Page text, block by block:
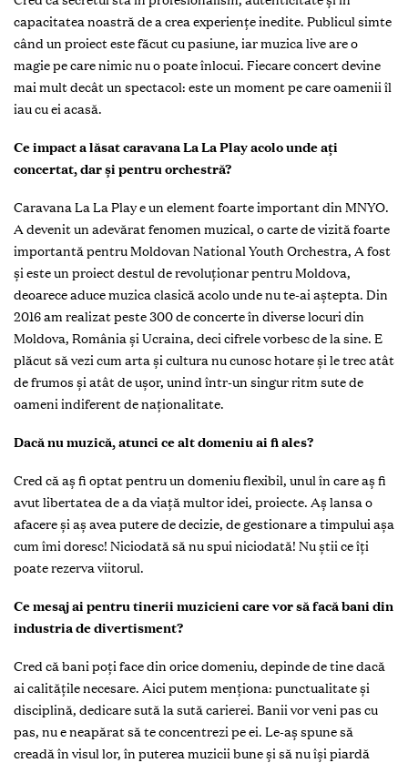
capacitatea noastră de a crea experiențe inedite. Publicul simte
când un proiect este făcut cu pasiune, iar muzica live are o
magie pe care nimic nu o poate înlocui. Fiecare concert devine
mai mult decât un spectacol: este un moment pe care oamenii îl
iau cu ei acasă.
Ce impact a lăsat caravana La La Play acolo unde ați
concertat, dar și pentru orchestră?
Caravana La La Play e un element foarte important din MNYO.
A devenit un adevărat fenomen muzical, o carte de vizită foarte
importantă pentru Moldovan National Youth Orchestra, A fost
și este un proiect destul de revoluționar pentru Moldova,
deoarece aduce muzica clasică acolo unde nu te-ai aștepta. Din
2016 am realizat peste 300 de concerte în diverse locuri din
Moldova, România și Ucraina, deci cifrele vorbesc de la sine. E
plăcut să vezi cum arta și cultura nu cunosc hotare și le trec atât
de frumos și atât de ușor, unind într-un singur ritm sute de
oameni indiferent de naționalitate.
Dacă nu muzică, atunci ce alt domeniu ai fi ales?
Cred că aș fi optat pentru un domeniu flexibil, unul în care aș fi
avut libertatea de a da viață multor idei, proiecte. Aș lansa o
afacere și aș avea putere de decizie, de gestionare a timpului așa
cum îmi doresc! Niciodată să nu spui niciodată! Nu știi ce îți
poate rezerva viitorul.
Ce mesaj ai pentru tinerii muzicieni care vor să facă bani din
industria de divertisment?
Cred că bani poți face din orice domeniu, depinde de tine dacă
ai calitățile necesare. Aici putem menționa: punctualitate și
disciplină, dedicare sută la sută carierei. Banii vor veni pas cu
pas, nu e neapărat să te concentrezi pe ei. Le-aș spune să
creadă în visul lor, în puterea muzicii bune și să nu își piardă